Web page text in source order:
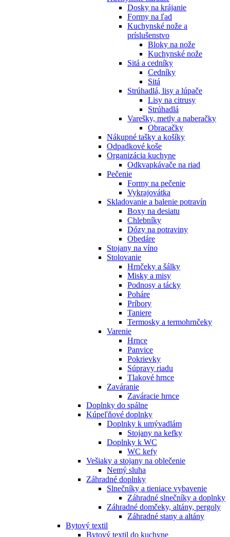
Dosky na krájanie
Formy na ľad
Kuchynské nože a
príslušenstvo
Bloky na nože
Kuchynské nože
Sitá a cedníky
Cedníky
Sitá
Strúhadlá, lisy a lúpače
Lisy na citrusy
Strúhadlá
Varešky, metly a naberačky
Obracačky
Nákupné tašky a košíky
Odpadkové koše
Organizácia kuchyne
Odkvapkávače na riad
Pečenie
Formy na pečenie
Vykrajovátka
Skladovanie a balenie potravín
Boxy na desiatu
Chlebníky
Dózy na potraviny
Obedáre
Stojany na víno
Stolovanie
Hrnčeky a šálky
Misky a misy
Podnosy a tácky
Poháre
Príbory
Taniere
Termosky a termohrnčeky
Varenie
Hrnce
Panvice
Pokrievky
Súpravy riadu
Tlakové hrnce
Zaváranie
Zaváracie hrnce
Doplnky do spálne
Kúpeľňové doplnky
Doplnky k umývadlám
Stojany na kefky
Doplnky k WC
WC kefy
Vešiaky a stojany na oblečenie
Nemý sluha
Záhradné doplnky
Slnečníky a tieniace vybavenie
Záhradné slnečníky a doplnky
Záhradné domčeky, altány, pergoly
Záhradné stany a altány
Bytový textil
Bytový textil do kuchyne